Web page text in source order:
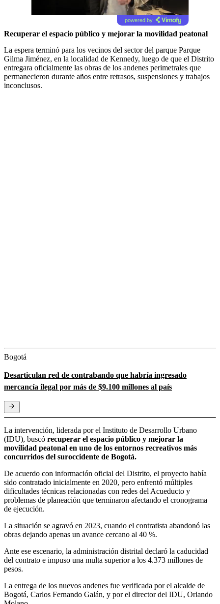
powered by
Recuperar el espacio público y mejorar la movilidad peatonal
La espera terminó para los vecinos del sector del parque Parque
Gilma Jiménez, en la localidad de Kennedy, luego de que el Distrito
entregara oficialmente las obras de los andenes perimetrales que
permanecieron durante años entre retrasos, suspensiones y trabajos
inconclusos.
Bogotá
Desarticulan red de contrabando que habría ingresado
mercancía ilegal por más de $9.100 millones al país
La intervención, liderada por el Instituto de Desarrollo Urbano
(IDU), buscó recuperar el espacio público y mejorar la
movilidad peatonal en uno de los entornos recreativos más
concurridos del suroccidente de Bogotá.
De acuerdo con información oficial del Distrito, el proyecto había
sido contratado inicialmente en 2020, pero enfrentó múltiples
dificultades técnicas relacionadas con redes del Acueducto y
problemas de planeación que terminaron afectando el cronograma
de ejecución.
La situación se agravó en 2023, cuando el contratista abandonó las
obras dejando apenas un avance cercano al 40 %.
Ante ese escenario, la administración distrital declaró la caducidad
del contrato e impuso una multa superior a los 4.373 millones de
pesos.
La entrega de los nuevos andenes fue verificada por el alcalde de
Bogotá, Carlos Fernando Galán, y por el director del IDU, Orlando